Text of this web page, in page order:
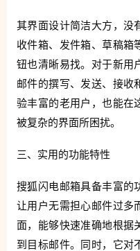
其界面设计简洁大方，没
收件箱、发件箱、草稿箱
钮也清晰易找。对于新用
邮件的撰写、发送、接收
验丰富的老用户，也能在
被复杂的界面所困扰。
三、实用的功能特性
搜狐闪电邮箱具备丰富的
让用户无需担心邮件过多
面，能够快速准确地根据
到目标邮件。同时，它对